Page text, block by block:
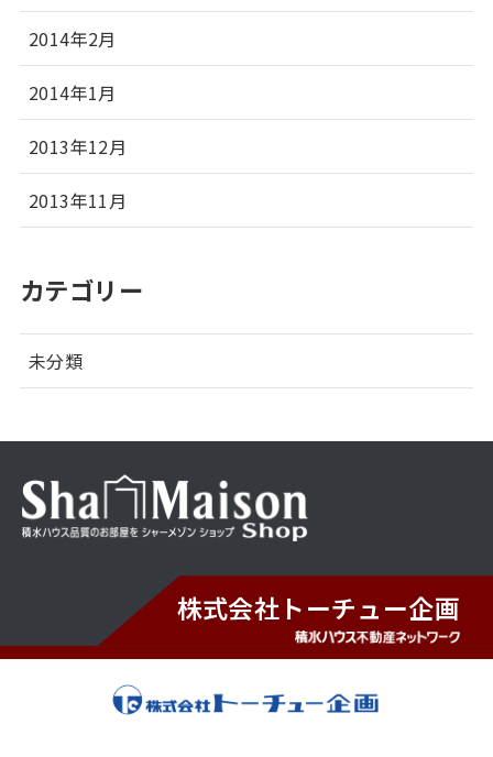
2014年2月
2014年1月
2013年12月
2013年11月
カテゴリー
未分類
株式会社トーチュー企画